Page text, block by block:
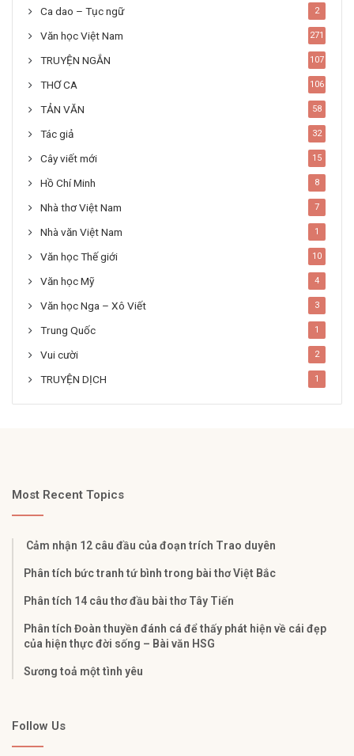
Ca dao – Tục ngữ 2
Văn học Việt Nam 271
TRUYỆN NGẮN 107
THƠ CA 106
TẢN VĂN 58
Tác giả 32
Cây viết mới 15
Hồ Chí Minh 8
Nhà thơ Việt Nam 7
Nhà văn Việt Nam 1
Văn học Thế giới 10
Văn học Mỹ 4
Văn học Nga – Xô Viết 3
Trung Quốc 1
Vui cười 2
TRUYỆN DỊCH 1
Most Recent Topics
Cảm nhận 12 câu đầu của đoạn trích Trao duyên
Phân tích bức tranh tứ bình trong bài thơ Việt Bắc
Phân tích 14 câu thơ đầu bài thơ Tây Tiến
Phân tích Đoàn thuyền đánh cá để thấy phát hiện về cái đẹp
của hiện thực đời sống – Bài văn HSG
Sương toả một tình yêu
Follow Us